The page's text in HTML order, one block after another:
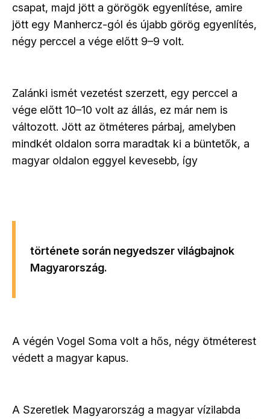
csapat, majd jött a görögök egyenlítése, amire
jött egy Manhercz-gól és újabb görög egyenlítés,
négy perccel a vége előtt 9–9 volt.
Zalánki ismét vezetést szerzett, egy perccel a
vége előtt 10–10 volt az állás, ez már nem is
változott. Jött az ötméteres párbaj, amelyben
mindkét oldalon sorra maradtak ki a büntetők, a
magyar oldalon eggyel kevesebb, így
története során negyedszer világbajnok
Magyarország.
A végén Vogel Soma volt a hős, négy ötméterest
védett a magyar kapus.
A Szeretlek Magyarország a magyar vízilabda